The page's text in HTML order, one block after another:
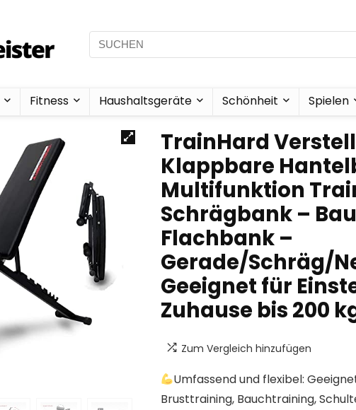
Fitness Haushaltsgeräte Schönheit Spielen
TrainHard
Klappbare
Multifunktion
Schrägbank –
Flachbank –
Gerade/Schräg/
Geeignet für
Zuhause bis 200
Zum Vergleich hinzufügen
Umfassend und flexibel:
Brusttraining, Bauchtraining,